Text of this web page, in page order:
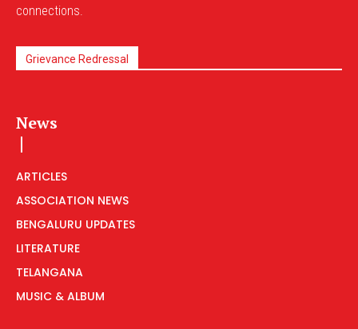
connections.
Grievance Redressal
News
ARTICLES
ASSOCIATION NEWS
BENGALURU UPDATES
LITERATURE
TELANGANA
MUSIC & ALBUM